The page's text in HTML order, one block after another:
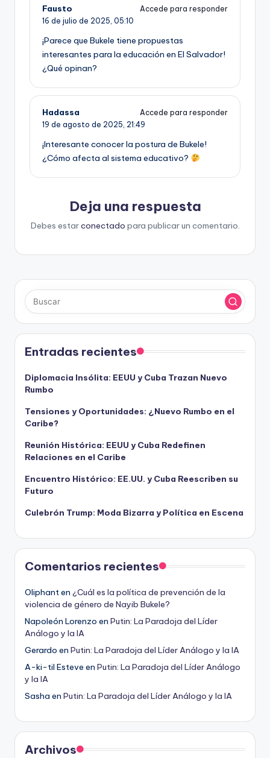
Fausto
Accede para responder
16 de julio de 2025, 05:10
¡Parece que Bukele tiene propuestas
interesantes para la educación en El Salvador!
¿Qué opinan?
Hadassa
Accede para responder
19 de agosto de 2025, 21:49
¡Interesante conocer la postura de Bukele!
¿Cómo afecta al sistema educativo?
Deja una respuesta
Debes estarconectado para publicar un comentario.
Entradas recientes
Diplomacia Insólita: EEUU y Cuba Trazan Nuevo
Rumbo
Tensiones y Oportunidades: ¿Nuevo Rumbo en el
Caribe?
Reunión Histórica: EEUU y Cuba Redefinen
Relaciones en el Caribe
Encuentro Histórico: EE.UU. y Cuba Reescriben su
Futuro
Culebrón Trump: Moda Bizarra y Política en Escena
Comentarios recientes
Oliphanten ¿Cuál es la política de prevención de la
violencia de género de Nayib Bukele?
Napoleón Lorenzo en Putin: La Paradoja del Líder
Análogo y la IA
Gerardo en Putin: La Paradoja del Líder Análogo y la IA
A-ki-til Esteve en Putin: La Paradoja del Líder Análogo
y la IA
Sasha en Putin: La Paradoja del Líder Análogo y la IA
Archivos